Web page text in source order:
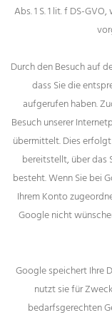
Abs. 1 S. 1 lit. f DS-
Durch den Besuch auf
dass Sie die
aufgerufen haben.
Besuch unserer
übermittelt. Dies
bereitstellt, über das
besteht. Wenn Sie bei
Ihrem Konto
Google nicht
Google speichert Ihre
nutzt sie für
bedarfsgerechten